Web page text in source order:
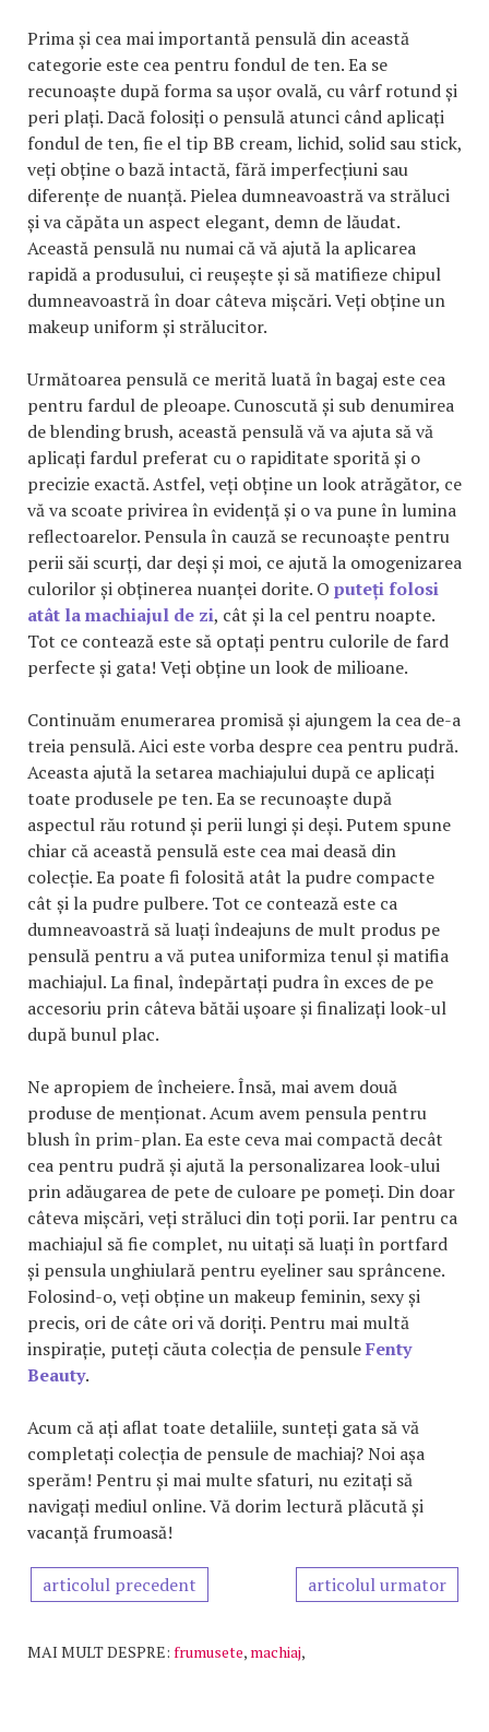
Prima și cea mai importantă pensulă din această
categorie este cea pentru fondul de ten. Ea se
recunoaște după forma sa ușor ovală, cu vârf rotund și
peri plați. Dacă folosiți o pensulă atunci când aplicați
fondul de ten, fie el tip BB cream, lichid, solid sau stick,
veți obține o bază intactă, fără imperfecțiuni sau
diferențe de nuanță. Pielea dumneavoastră va străluci
și va căpăta un aspect elegant, demn de lăudat.
Această pensulă nu numai că vă ajută la aplicarea
rapidă a produsului, ci reușește și să matifieze chipul
dumneavoastră în doar câteva mișcări. Veți obține un
makeup uniform și strălucitor.
Următoarea pensulă ce merită luată în bagaj este cea
pentru fardul de pleoape. Cunoscută și sub denumirea
de blending brush, această pensulă vă va ajuta să vă
aplicați fardul preferat cu o rapiditate sporită și o
precizie exactă. Astfel, veți obține un look atrăgător, ce
vă va scoate privirea în evidență și o va pune în lumina
reflectoarelor. Pensula în cauză se recunoaște pentru
perii săi scurți, dar deși și moi, ce ajută la omogenizarea
culorilor și obținerea nuanței dorite. O puteți folosi
atât la machiajul de zi, cât și la cel pentru noapte.
Tot ce contează este să optați pentru culorile de fard
perfecte și gata! Veți obține un look de milioane.
Continuăm enumerarea promisă și ajungem la cea de-a
treia pensulă. Aici este vorba despre cea pentru pudră.
Aceasta ajută la setarea machiajului după ce aplicați
toate produsele pe ten. Ea se recunoaște după
aspectul rău rotund și perii lungi și deși. Putem spune
chiar că această pensulă este cea mai deasă din
colecție. Ea poate fi folosită atât la pudre compacte
cât și la pudre pulbere. Tot ce contează este ca
dumneavoastră să luați îndeajuns de mult produs pe
pensulă pentru a vă putea uniformiza tenul și matifia
machiajul. La final, îndepărtați pudra în exces de pe
accesoriu prin câteva bătăi ușoare și finalizați look-ul
după bunul plac.
Ne apropiem de încheiere. Însă, mai avem două
produse de menționat. Acum avem pensula pentru
blush în prim-plan. Ea este ceva mai compactă decât
cea pentru pudră și ajută la personalizarea look-ului
prin adăugarea de pete de culoare pe pomeți. Din doar
câteva mișcări, veți străluci din toți porii. Iar pentru ca
machiajul să fie complet, nu uitați să luați în portfard
și pensula unghiulară pentru eyeliner sau sprâncene.
Folosind-o, veți obține un makeup feminin, sexy și
precis, ori de câte ori vă doriți. Pentru mai multă
inspirație, puteți căuta colecția de pensuleFenty
Beauty.
Acum că ați aflat toate detaliile, sunteți gata să vă
completați colecția de pensule de machiaj? Noi așa
sperăm! Pentru și mai multe sfaturi, nu ezitați să
navigați mediul online. Vă dorim lectură plăcută și
vacanță frumoasă!
articolul precedent articolul urmator
MAI MULT DESPRE: frumusete, machiaj,